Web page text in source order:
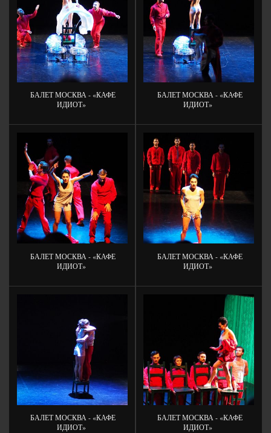
БАЛЕТ МОСКВА - «КАФЕ
ИДИОТ»
БАЛЕТ МОСКВА - «КАФЕ
ИДИОТ»
БАЛЕТ МОСКВА - «КАФЕ
ИДИОТ»
БАЛЕТ МОСКВА - «КАФЕ
ИДИОТ»
БАЛЕТ МОСКВА - «КАФЕ
ИДИОТ»
БАЛЕТ МОСКВА - «КАФЕ
ИДИОТ»